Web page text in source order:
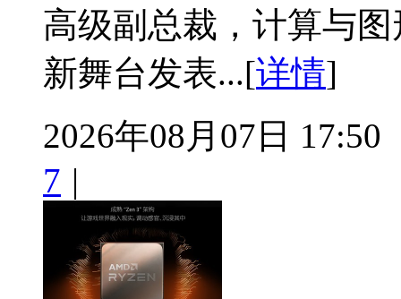
高级副总裁，计算与
新舞台发表...[详情]
2026年08月07日 17:50
7 |